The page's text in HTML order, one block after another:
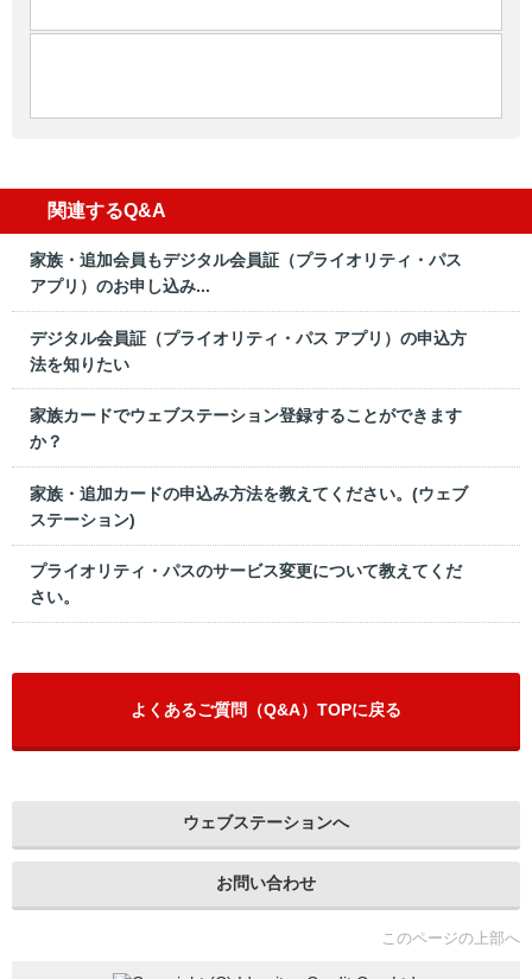
関連するQ&A
家族・追加会員もデジタル会員証（プライオリティ・パス
アプリ）のお申し込み...
デジタル会員証（プライオリティ・パス アプリ）の申込方
法を知りたい
家族カードでウェブステーション登録することができます
か？
家族・追加カードの申込み方法を教えてください。(ウェブ
ステーション)
プライオリティ・パスのサービス変更について教えてくだ
さい。
よくあるご質問（Q&A）TOPに戻る
ウェブステーションへ
お問い合わせ
このページの上部へ